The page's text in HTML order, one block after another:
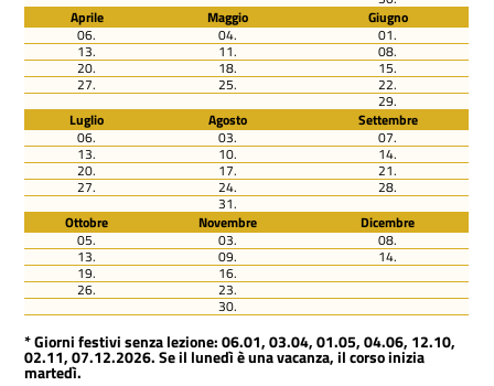
Aprile
Maggio
Giugno
06.
04. 01.
13. 11. 08.
20. 18. 15.
27. 25. 22.
29.
Luglio
Agosto
Settembre
06.
03. 07.
13. 10. 14.
20. 17. 21.
27. 24. 28.
31.
Ottobre
Novembre
Dicembre
05.
03. 08.
13. 09. 14.
19. 16.
26. 23.
30.
* Giorni festivi senza lezione: 06.01, 03.04, 01.05, 04.06, 12.10,
02.11, 07.12.2026. Se il lunedì è una vacanza, il corso inizia
martedì.